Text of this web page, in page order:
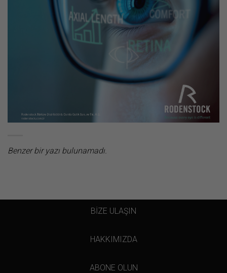
Benzer bir yazı bulunamadı.
BİZE ULAŞIN
HAKKIMIZDA
ABONE OLUN